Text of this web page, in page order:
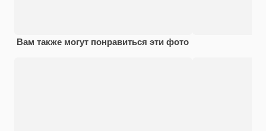
Вам также могут понравиться эти фото